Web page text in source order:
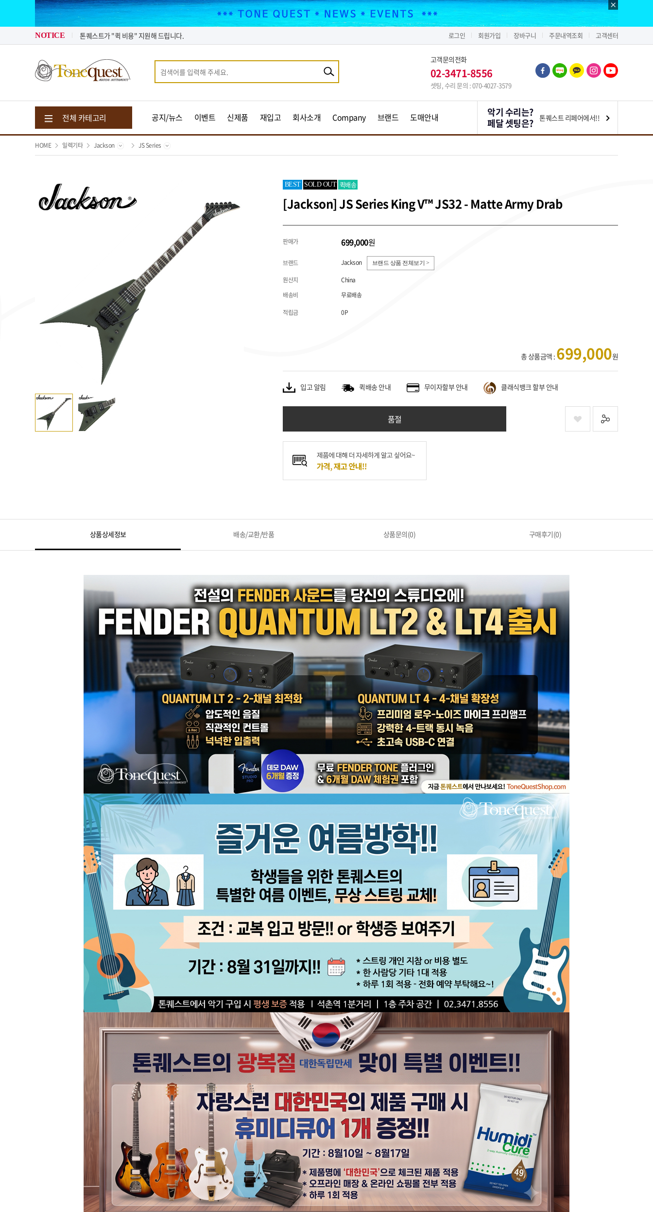
NOTICE
톤퀘스트가 "퀵 비용" 지원해 드립니다.
2026년 08월 뉴스 & 입고 소식
로그인 회원가입 장바구니 주문내역조회 고객센터
고객문의전화
02-3471-8556
셋팅, 수리 문의 : 070-4027-3579
전체 카테고리 공지/뉴스 이벤트 신제품 재입고 회사소개 Company 브랜드 도매안내
악기 수리는?
페달 셋팅은?
톤퀘스트 리페어에서!!
HOME 일렉기타 Jackson JS Series
BEST SOLD OUT 퀵배송
[Jackson] JS Series King V™ JS32 - Matte Army Drab
판매가 699,000원
브랜드 Jackson 브랜드 상품 전체보기 >
원산지
China
배송비
무료배송
적립금
0P
총 상품금액 : 699,000원
입고 알림 퀵배송 안내 무이자할부 안내 클래식뱅크 할부 안내
품절
상품상세정보 배송/교환/반품 상품문의(0) 구매후기(0)